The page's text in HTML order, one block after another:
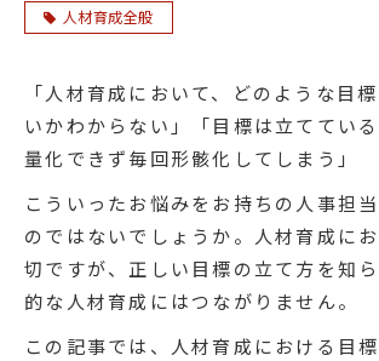
人材育成全般
「人材育成において、どのような目
いかわからない」「目標は立ててい
量化できず毎回形骸化してしまう」
こういったお悩みをお持ちの人事担
のではないでしょうか。人材育成に
切ですが、正しい目標の立て方を知
的な人材育成にはつながりません。
この記事では、人材育成における目